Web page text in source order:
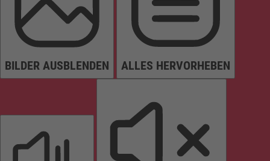
BILDER AUSBLENDEN ALLES HERVORHEBEN